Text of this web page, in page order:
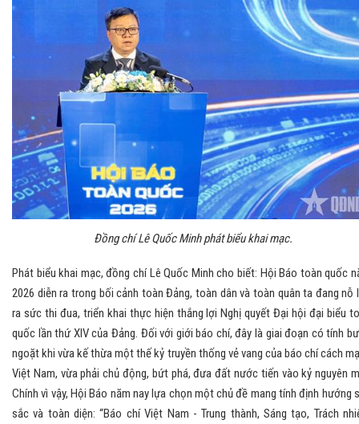
Đồng chí Lê Quốc Minh phát biểu khai mạc.
Phát biểu khai mạc, đồng chí Lê Quốc Minh cho biết: Hội Báo toàn quốc
2026 diễn ra trong bối cảnh toàn Đảng, toàn dân và toàn quân ta đang nỗ
ra sức thi đua, triển khai thực hiện thắng lợi Nghị quyết Đại hội đại biểu
quốc lần thứ XIV của Đảng. Đối với giới báo chí, đây là giai đoạn có tính
ngoặt khi vừa kế thừa một thế kỷ truyền thống vẻ vang của báo chí cách
Việt Nam, vừa phải chủ động, bứt phá, đưa đất nước tiến vào kỷ nguyên
Chính vì vậy, Hội Báo năm nay lựa chọn một chủ đề mang tính định hướng
sắc và toàn diện: “Báo chí Việt Nam - Trung thành, Sáng tạo, Trách